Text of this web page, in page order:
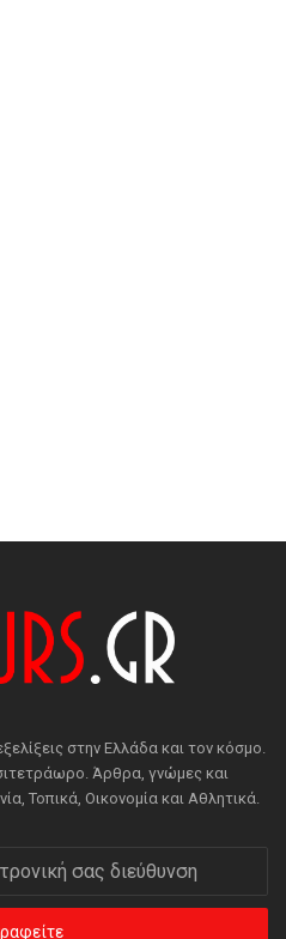
στην Ελλάδα και τον κόσμο.
Άρθρα, γνώμες και
Τοπικά, Οικονομία και Αθλητικά.